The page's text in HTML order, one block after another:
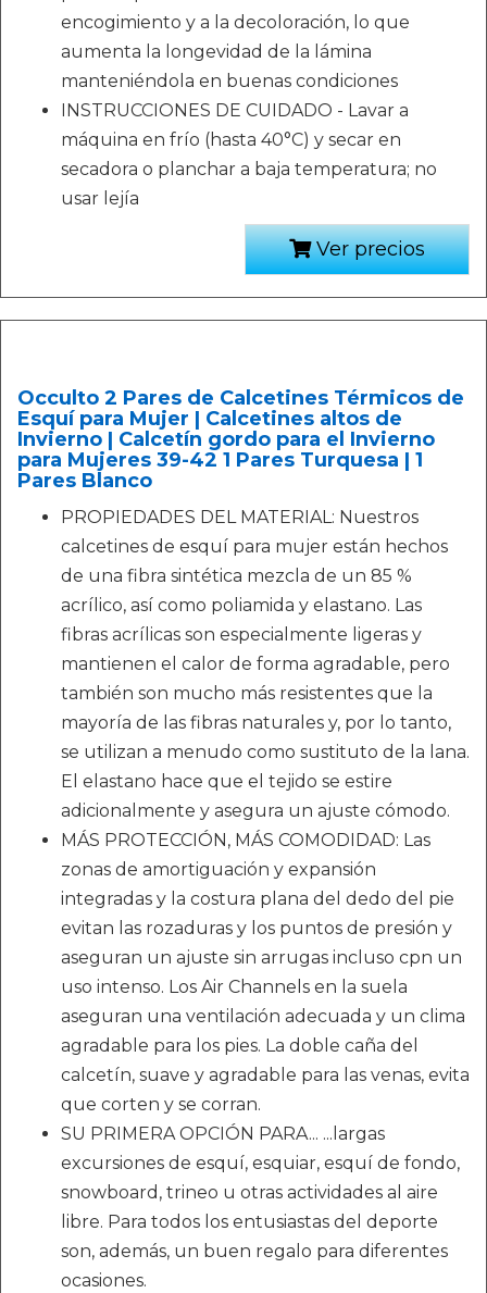
encogimiento y a la decoloración, lo que
aumenta la longevidad de la lámina
manteniéndola en buenas condiciones
INSTRUCCIONES DE CUIDADO - Lavar a
máquina en frío (hasta 40°C) y secar en
secadora o planchar a baja temperatura; no
usar lejía
Ver precios
Occulto 2 Pares de Calcetines Térmicos de
Esquí para Mujer | Calcetines altos de
Invierno | Calcetín gordo para el Invierno
para Mujeres 39-42 1 Pares Turquesa | 1
Pares Blanco
PROPIEDADES DEL MATERIAL: Nuestros
calcetines de esquí para mujer están hechos
de una fibra sintética mezcla de un 85 %
acrílico, así como poliamida y elastano. Las
fibras acrílicas son especialmente ligeras y
mantienen el calor de forma agradable, pero
también son mucho más resistentes que la
mayoría de las fibras naturales y, por lo tanto,
se utilizan a menudo como sustituto de la lana.
El elastano hace que el tejido se estire
adicionalmente y asegura un ajuste cómodo.
MÁS PROTECCIÓN, MÁS COMODIDAD: Las
zonas de amortiguación y expansión
integradas y la costura plana del dedo del pie
evitan las rozaduras y los puntos de presión y
aseguran un ajuste sin arrugas incluso cpn un
uso intenso. Los Air Channels en la suela
aseguran una ventilación adecuada y un clima
agradable para los pies. La doble caña del
calcetín, suave y agradable para las venas, evita
que corten y se corran.
SU PRIMERA OPCIÓN PARA... ...largas
excursiones de esquí, esquiar, esquí de fondo,
snowboard, trineo u otras actividades al aire
libre. Para todos los entusiastas del deporte
son, además, un buen regalo para diferentes
ocasiones.